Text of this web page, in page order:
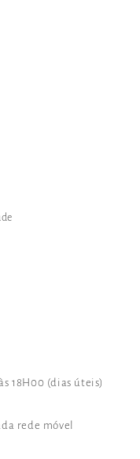
18H00 (dias úteis)
rede móvel